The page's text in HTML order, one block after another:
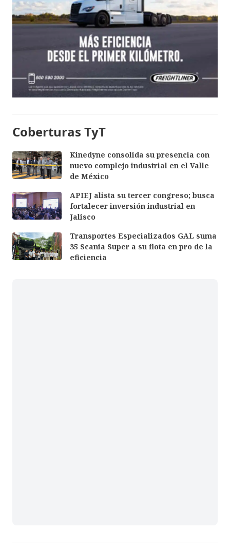
Coberturas TyT
Kinedyne consolida su presencia con
nuevo complejo industrial en el Valle
de México
APIEJ alista su tercer congreso; busca
fortalecer inversión industrial en
Jalisco
Transportes Especializados GAL suma
35 Scania Super a su flota en pro de la
eficiencia